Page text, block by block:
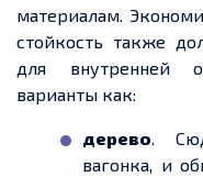
материалам.
стойкость также
для внутренней
варианты как:
дерево.
вагонка, и